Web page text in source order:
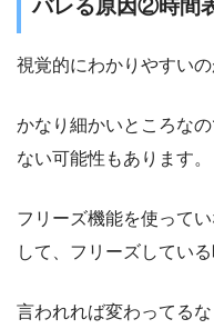
バレる原因②時間
視覚的にわかりやすいの
かなり細かいところな
ない可能性もあります。
フリーズ機能を使って
して、フリーズしてい
言われれば変わってる